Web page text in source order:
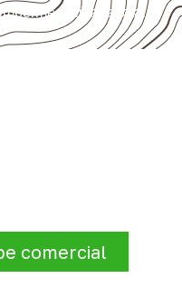
total.
comercial